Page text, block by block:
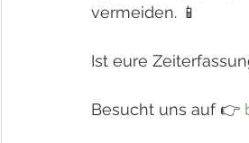
vermeiden. 📱
Ist eure
Besucht uns auf 👉